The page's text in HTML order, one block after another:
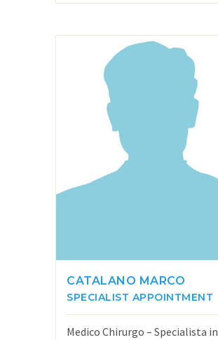
CATALANO MARCO
SPECIALIST APPOINTMENT
Medico Chirurgo – Specialista in